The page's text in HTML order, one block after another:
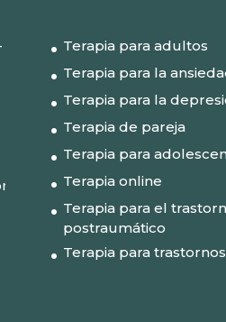
Terapia para adultos
Terapia para la
Terapia para la
Terapia de pareja
Terapia para
Terapia online
Terapia para el
postraumático
Terapia para